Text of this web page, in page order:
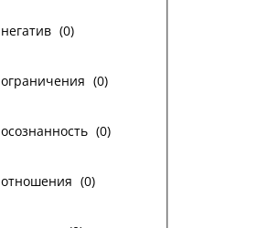
негатив (0)
ограничения (0)
осознанность (0)
отношения (0)